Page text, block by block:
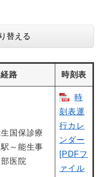
替える
経路 時刻表
国保診療
～能生事
医院
時
刻表運
行カレ
ンダー
[PDFフ
ァイル